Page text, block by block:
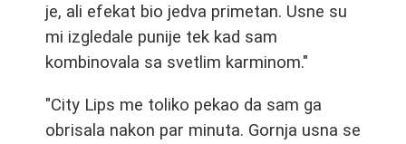
je, ali efekat bio jedva primetan. Usne su
mi izgledale punije tek kad sam
kombinovala sa svetlim karminom."
"City Lips me toliko pekao da sam ga
obrisala nakon par minuta. Gornja usna se